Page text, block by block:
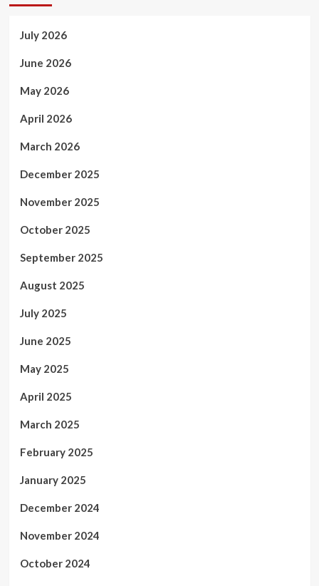
July 2026
June 2026
May 2026
April 2026
March 2026
December 2025
November 2025
October 2025
September 2025
August 2025
July 2025
June 2025
May 2025
April 2025
March 2025
February 2025
January 2025
December 2024
November 2024
October 2024